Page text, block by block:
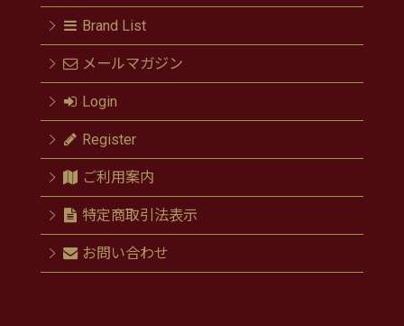
Brand List
メールマガジン
Login
Register
ご利用案内
特定商取引法表示
お問い合わせ